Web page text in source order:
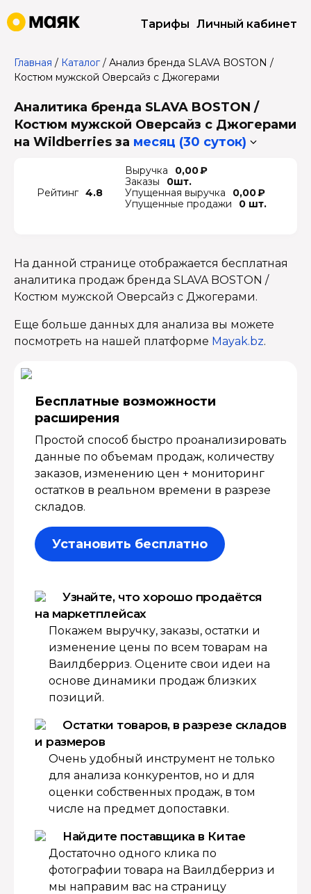
Тарифы Личный кабинет
Главная / Каталог/ Анализ бренда SLAVA BOSTON /
Костюм мужской Оверсайз с Джогерами
Аналитика бренда SLAVA BOSTON /
Костюм мужской Оверсайз с Джогерами
на Wildberries за месяц (30 суток)
Рейтинг 4.8
Выручка
0,00 ₽
Заказы
0шт.
Упущенная выручка
0,00 ₽
Упущенные продажи
0 шт.
На данной странице отображается бесплатная
аналитика продаж бренда SLAVA BOSTON /
Костюм мужской Оверсайз с Джогерами.
Еще больше данных для анализа вы можете
посмотреть на нашей платформе Mayak.bz.
Бесплатные возмож­ности
расширения
Простой способ быстро проанализировать
данные по объемам продаж, количеству
заказов, изменению цен + мониторинг
остатков в реальном времени в разрезе
складов.
Установить бесплатно
Узнайте, что хорошо продаётся
на маркетплейсах
Покажем выручку, заказы, остатки и
изменение цены по всем товарам на
Ваилдберриз. Оцените свои идеи на
основе динамики продаж близких
позиций.
Остатки товаров, в разрезе складов
и размеров
Очень удобный инструмент не только
для анализа конкурентов, но и для
оценки собственных продаж, в том
числе на предмет допоставки.
Найдите поставщика в Китае
Достаточно одного клика по
фотографии товара на Ваилдберриз и
мы направим вас на страницу